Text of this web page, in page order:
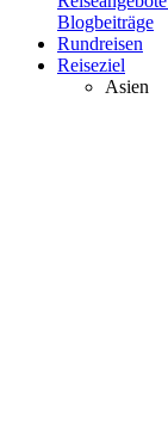
Blogbeiträge
Rundreisen
Reiseziel
Asien